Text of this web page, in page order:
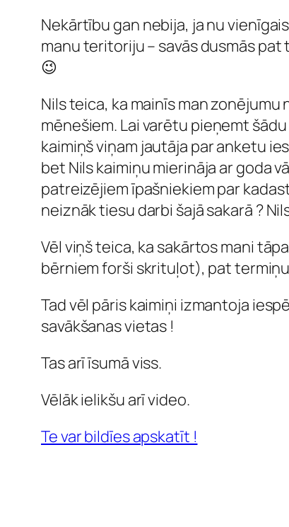
Nekārtību gan nebija, ja nu
manu teritoriju – savās dusmās pat
😉
Nils teica, ka mainīs man
mēnešiem. Lai varētu pieņemt
kaimiņš viņam jautāja par anketu
bet Nils kaimiņu mierināja ar goda
patreizējiem īpašniekiem par
neiznāk tiesu darbi šajā sakarā ?
Vēl viņš teica, ka sakārtos mani
bērniem forši skrituļot), pat
Tad vēl pāris kaimiņi izmantoja
savākšanas vietas !
Tas arī īsumā viss.
Vēlāk ielikšu arī video.
Te var bildīes apskatīt !